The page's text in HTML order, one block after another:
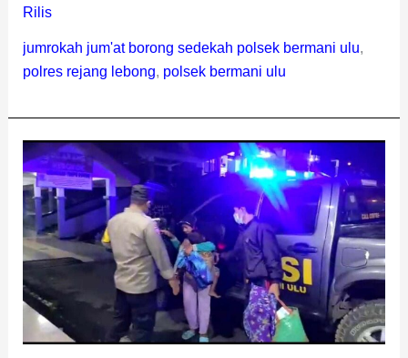
Rilis
jumrokah jum'at borong sedekah polsek bermani ulu,
polres rejang lebong, polsek bermani ulu
Polsek
BU
Evakuasi
Korban
Sambar
Petir